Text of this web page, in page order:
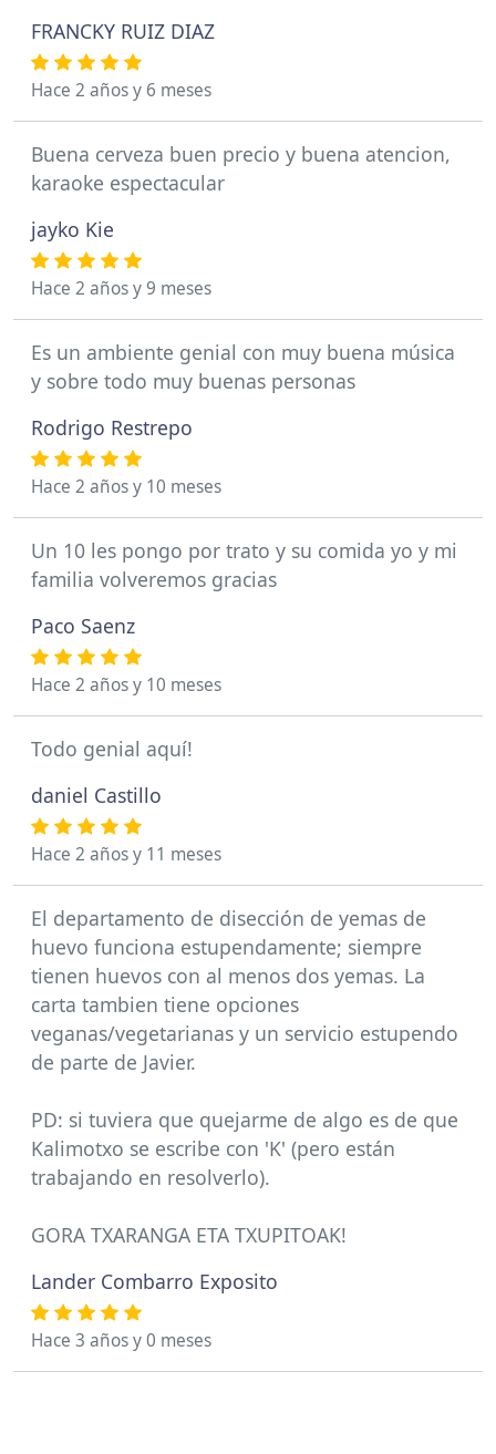
FRANCKY RUIZ DIAZ
Hace 2 años y 6 meses
Buena cerveza buen precio y buena atencion,
karaoke espectacular
jayko Kie
Hace 2 años y 9 meses
Es un ambiente genial con muy buena música
y sobre todo muy buenas personas
Rodrigo Restrepo
Hace 2 años y 10 meses
Un 10 les pongo por trato y su comida yo y mi
familia volveremos gracias
Paco Saenz
Hace 2 años y 10 meses
Todo genial aquí!
daniel Castillo
Hace 2 años y 11 meses
El departamento de disección de yemas de
huevo funciona estupendamente; siempre
tienen huevos con al menos dos yemas. La
carta tambien tiene opciones
veganas/vegetarianas y un servicio estupendo
de parte de Javier.
PD: si tuviera que quejarme de algo es de que
Kalimotxo se escribe con 'K' (pero están
trabajando en resolverlo).
GORA TXARANGA ETA TXUPITOAK!
Lander Combarro Exposito
Hace 3 años y 0 meses